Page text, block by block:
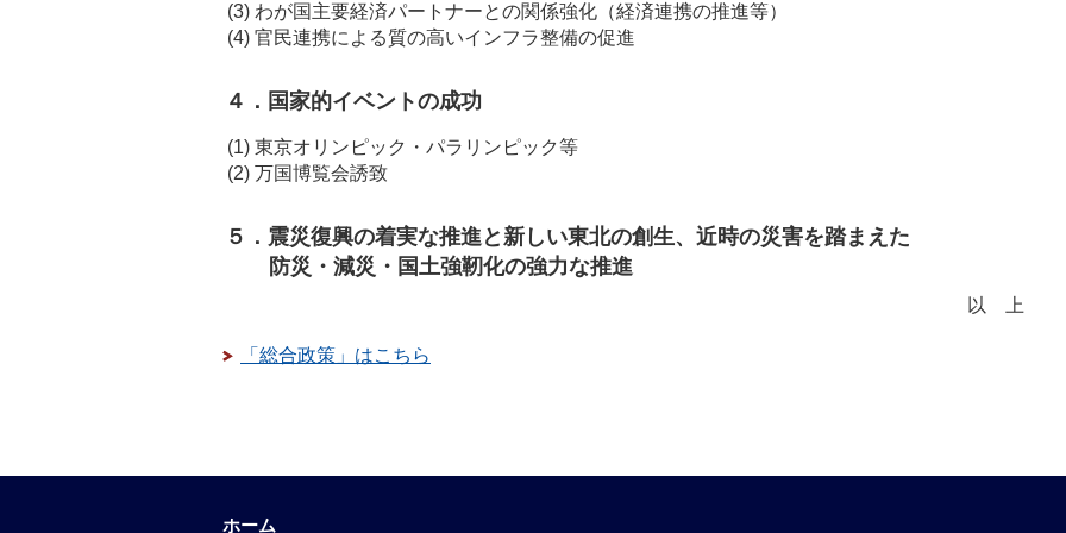
(3) わが国主要経済パートナーとの関係強化（経済連携の推進等）
(4) 官民連携による質の高いインフラ整備の促進
４．国家的イベントの成功
(1) 東京オリンピック・パラリンピック等
(2) 万国博覧会誘致
５．震災復興の着実な推進と新しい東北の創生、近時の災害を踏まえた
防災・減災・国土強靭化の強力な推進
以上
「総合政策」はこちら
ホーム